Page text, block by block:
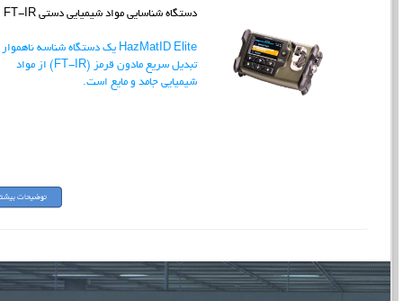
دستگاه شناسایی مواد شیمیایی دستی FT-IR
HazMatID Elite یک دستگاه شناسه ناهموار
تبدیل سریع مادون قرمز (FT-IR) از مواد
شیمیایی جامد و مایع است.